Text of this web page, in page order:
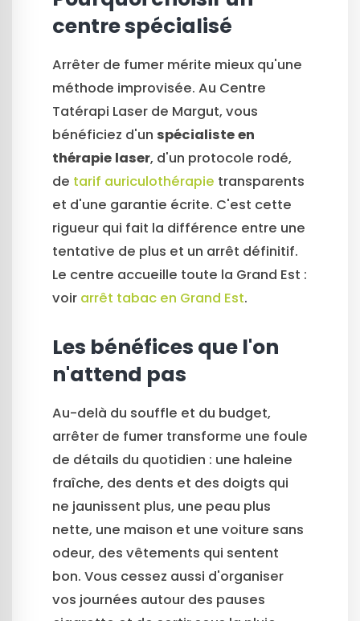
centre spécialisé
Arrêter de fumer mérite mieux qu'une
méthode improvisée. Au Centre
Tatérapi Laser de Margut, vous
bénéficiez d'un spécialiste en
thérapie laser, d'un protocole rodé,
de tarif auriculothérapie transparents
et d'une garantie écrite. C'est cette
rigueur qui fait la différence entre une
tentative de plus et un arrêt définitif.
Le centre accueille toute la Grand Est :
voir arrêt tabac en Grand Est.
Les bénéfices que l'on
n'attend pas
Au-delà du souffle et du budget,
arrêter de fumer transforme une foule
de détails du quotidien : une haleine
fraîche, des dents et des doigts qui
ne jaunissent plus, une peau plus
nette, une maison et une voiture sans
odeur, des vêtements qui sentent
bon. Vous cessez aussi d'organiser
vos journées autour des pauses